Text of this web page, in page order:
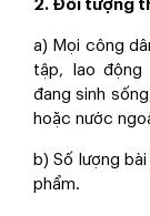
2. Đối tượng
a) Mọi công
tập, lao động
đang sinh
hoặc nước
b) Số lượng
phẩm.